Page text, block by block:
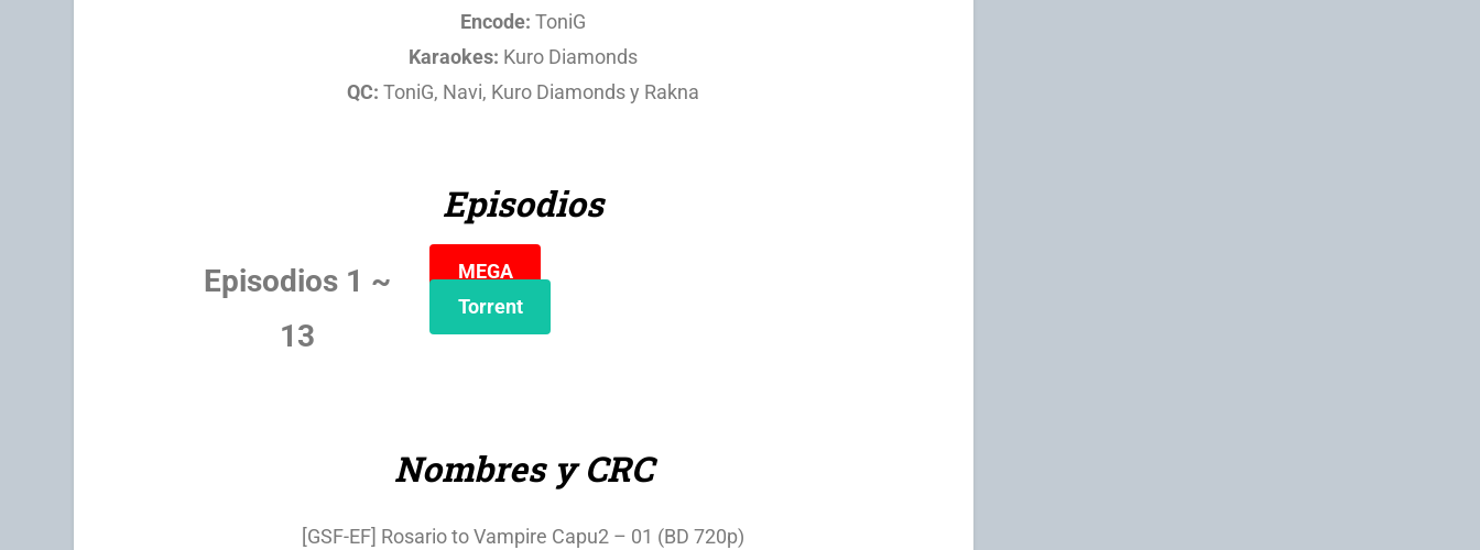
Encode: ToniG
Karaokes: Kuro Diamonds
QC: ToniG, Navi, Kuro Diamonds y Rakna
Episodios
Episodios 1 ~
13
MEGA
Torrent
Nombres y CRC
[GSF-EF] Rosario to Vampire Capu2 – 01 (BD 720p)